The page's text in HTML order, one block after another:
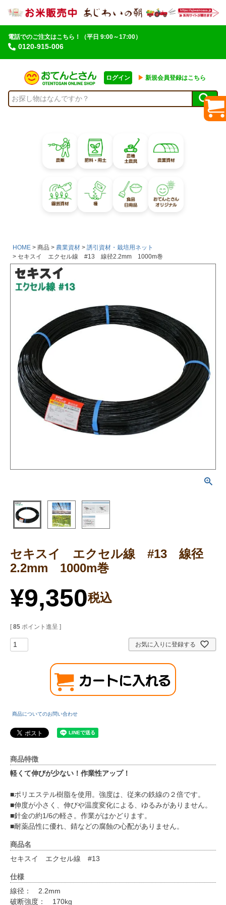
電話でのご注文はこちら！
0120-915-006
（平日 9:00～17:00）
ログイン ▶︎ 新規会員登録はこちら
HOME 商品 農業資材
誘引資材・栽培用ネット
セキスイ エクセル線 #13 線径2.2mm 1000m巻
セキスイ エクセル線 #13 線径
2.2mm 1000m巻
¥9,350税込
[ 85 ポイント進呈 ]
お気に入りに登録する
商品についてのお問い合わせ
商品特徴
軽くて伸びが少ない！作業性アップ！
■ポリエステル樹脂を使用。強度は、従来の鉄線の２倍です。
■伸度が小さく、伸びや温度変化による、ゆるみがありません。
■針金の約1/6の軽さ。作業がはかどります。
■耐薬品性に優れ、錆などの腐蝕の心配がありません。
商品名
セキスイ エクセル線 #13
仕様
線径： 2.2mm
破断強度： 170kg